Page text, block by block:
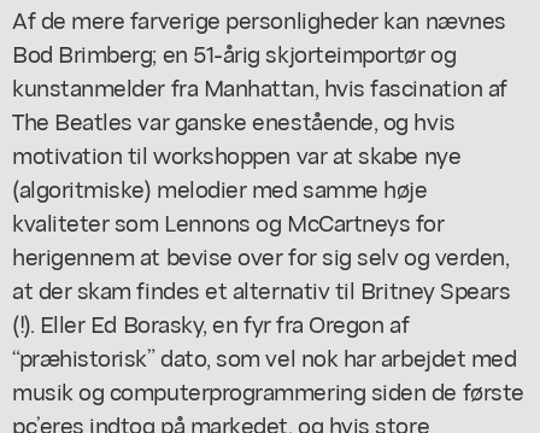
Af de mere farverige personligheder kan nævnes
Bod Brimberg; en 51-årig skjorteimportør og
kunstanmelder fra Manhattan, hvis fascination af
The Beatles var ganske enestående, og hvis
motivation til workshoppen var at skabe nye
(algoritmiske) melodier med samme høje
kvaliteter som Lennons og McCartneys for
herigennem at bevise over for sig selv og verden,
at der skam findes et alternativ til Britney Spears
(!). Eller Ed Borasky, en fyr fra Oregon af
“præhistorisk” dato, som vel nok har arbejdet med
musik og computerprogrammering siden de første
pc’eres indtog på markedet, og hvis store